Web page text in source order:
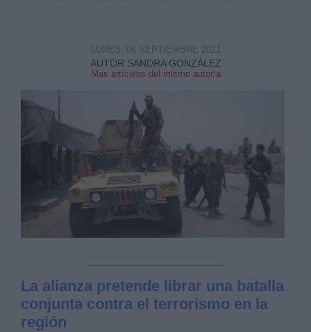
AUTOR SANDRA GONZÁLEZ
Mas artículos del mismo autor/a
LUNES, 06 SEPTIEMBRE 2021
La alianza pretende librar una batalla
conjunta contra el terrorismo en la
región